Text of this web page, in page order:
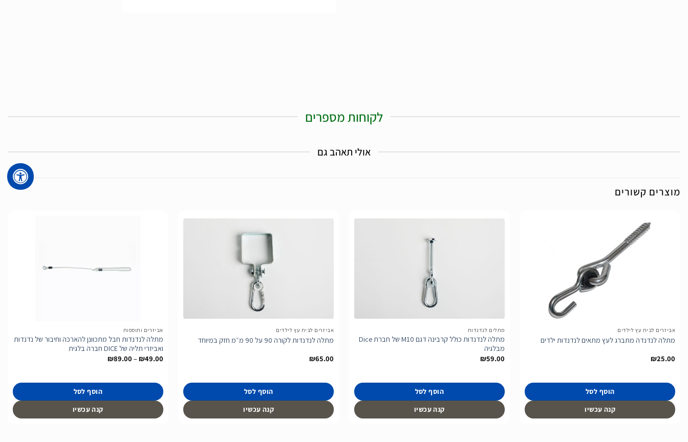
לקוחות מספרים
אולי תאהב גם
מוצרים קשורים
אביזרים לבית עץ לילדים
מתלה לנדנדה מתברג לעץ מתאים לנדנדות ילדים
₪25.00
הוסף לסל
קנה עכשיו
מתלים לנדנדות
מתלה לנדנדות כולל קרבינה דגם M10 של חברת Dice
מבלגיה
₪59.00
הוסף לסל
קנה עכשיו
אביזרים לבית עץ לילדים
מתלה לנדנדות לקורה 90 על 90 מ״מ חזק במיוחד
₪65.00
הוסף לסל
קנה עכשיו
אביזרים ותוספות
מתלה לנדנדות חבל מתכוונן להארכה וחיבור של נדנדות
ואביזרי תליה של DICE חברה בלגית
₪49.00
–
₪89.00 טווח
הוסף לסל
קנה עכשיו